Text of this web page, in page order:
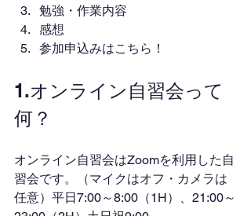
勉強・作業内容
感想
参加申込みはこちら！
1.オンライン自習会って
何？
オンライン自習会はZoomを利用した自
習会です。（マイクはオフ・カメラは
任意）平日7:00～8:00（1H）、21:00～